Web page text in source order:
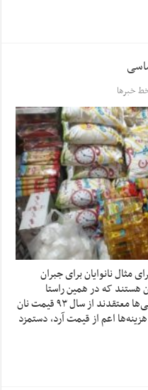
خبرها
مثال نانوایان برای جبران
هستند که در همین راستا
کیلویی شدن نان مطرح شده است. نانوایی‌ها معتقدند از سال ۹۳ قیمت نان
اعم از قیمت آرد، دستمزد